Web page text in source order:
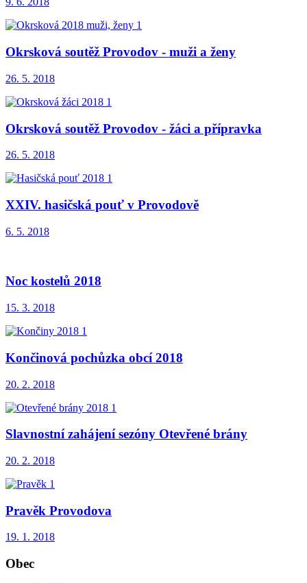
Okrsková soutěž Provodov - muži a ženy
26. 5. 2018
Okrsková soutěž Provodov - žáci a přípravka
26. 5. 2018
XXIV. hasičská pouť v Provodově
6. 5. 2018
Noc kostelů 2018
15. 3. 2018
Končinová pochůzka obcí 2018
20. 2. 2018
Slavnostní zahájení sezóny Otevřené brány
20. 2. 2018
Pravěk Provodova
19. 1. 2018
Obec